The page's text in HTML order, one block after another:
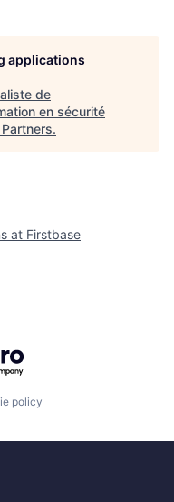
applications
de
en sécurité
.
at Firstbase
policy